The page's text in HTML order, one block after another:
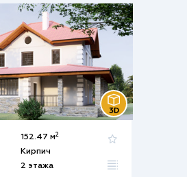
152.47 м2
Кирпич
2 этажа